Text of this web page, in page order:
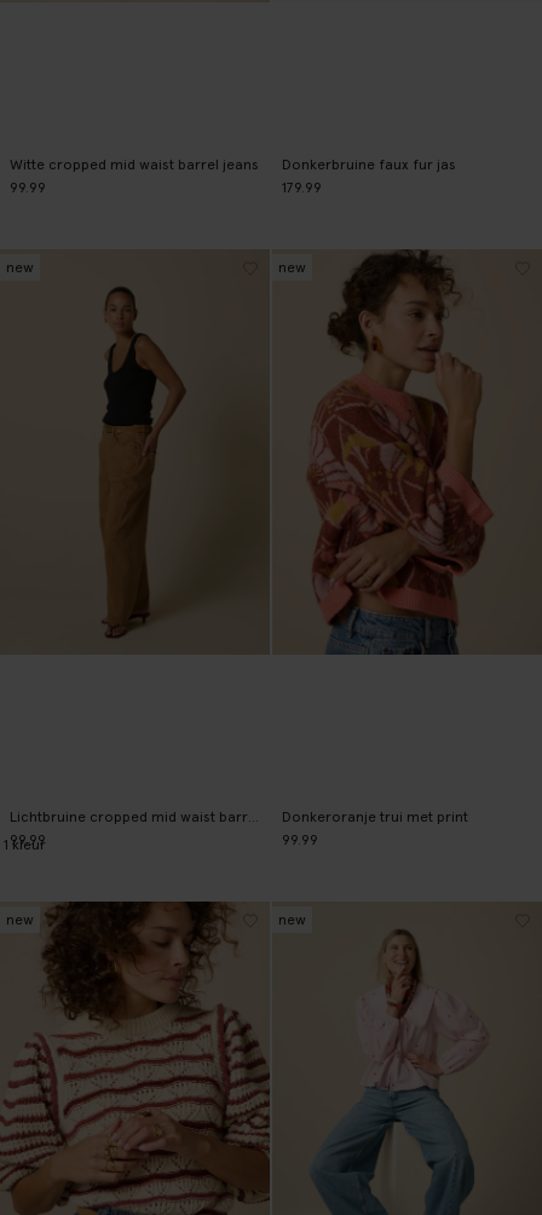
Witte cropped mid waist barrel jeans
99.99
Donkerbruine faux fur jas
179.99
Lichtbruine cropped mid waist barrel jeans
99.99
new
1 kleur
Donkeroranje trui met print
99.99
new
new new